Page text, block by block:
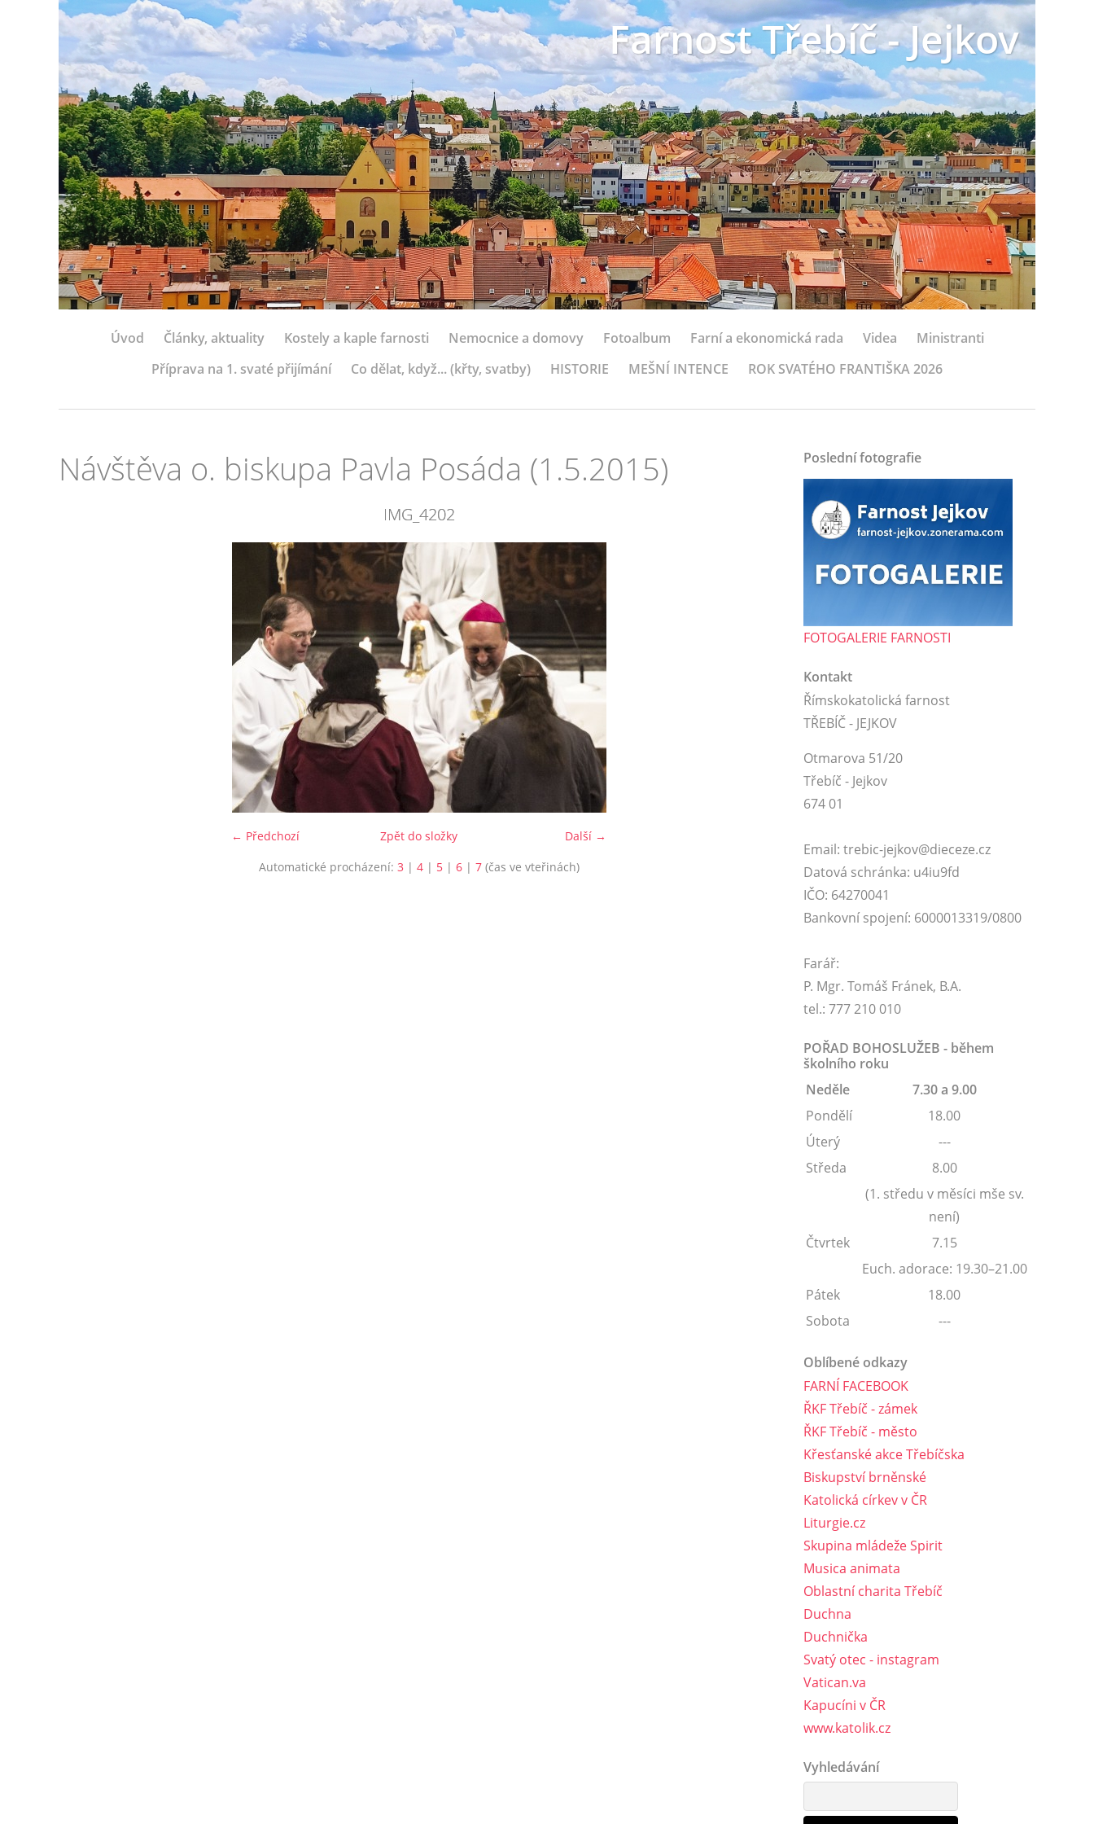
Farnost Třebíč - Jejkov
Úvod Články, aktuality Kostely a kaple farnosti Nemocnice a domovy Fotoalbum Farní a ekonomická rada Videa
Ministranti
Příprava na 1. svaté přijímání
Co dělat, když... (křty, svatby) HISTORIE MEŠNÍ INTENCE ROK SVATÉHO FRANTIŠKA 2026
Návštěva o. biskupa Pavla Posáda (1.5.2015)
IMG_4202
← Předchozí Další →
Zpět do složky
Automatické procházení: 3 | 4| 5| 6| 7(čas ve vteřinách)
Poslední fotografie
FOTOGALERIE FARNOSTI
Kontakt
Římskokatolická farnost
TŘEBÍČ - JEJKOV
Otmarova 51/20
Třebíč - Jejkov
674 01
Email: trebic-jejkov@dieceze.cz
Datová schránka: u4iu9fd
IČO: 64270041
Bankovní spojení: 6000013319/0800
Farář:
P. Mgr. Tomáš Fránek, B.A.
tel.: 777 210 010
POŘAD BOHOSLUŽEB - během
školního roku
Neděle
7.30 a 9.00
Pondělí
18.00
Úterý
---
Středa
8.00
(1. středu v měsíci mše sv.
není)
Čtvrtek
7.15
Euch. adorace: 19.30–21.00
Pátek
18.00
Sobota
---
Oblíbené odkazy
FARNÍ FACEBOOK
ŘKF Třebíč - zámek
ŘKF Třebíč - město
Křesťanské akce Třebíčska
Biskupství brněnské
Katolická církev v ČR
Liturgie.cz
Skupina mládeže Spirit
Musica animata
Oblastní charita Třebíč
Duchna
Duchnička
Svatý otec - instagram
Vatican.va
Kapucíni v ČR
www.katolik.cz
Vyhledávání